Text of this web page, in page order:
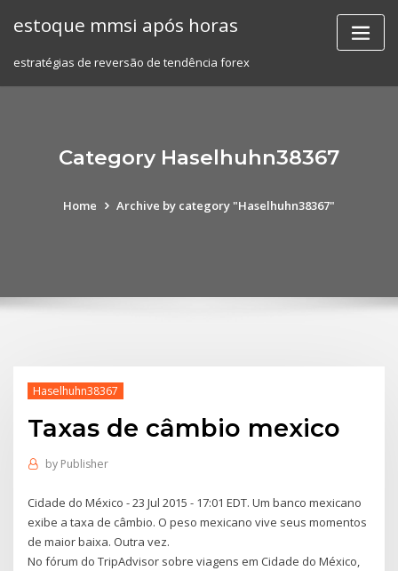
estoque mmsi após horas
estratégias de reversão de tendência forex
Category Haselhuhn38367
Home Archive by category "Haselhuhn38367"
Haselhuhn38367
Taxas de câmbio mexico
by Publisher
Cidade do México - 23 Jul 2015 - 17:01 EDT. Um banco mexicano
exibe a taxa de câmbio. O peso mexicano vive seus momentos
de maior baixa. Outra vez.
No fórum do TripAdvisor sobre viagens em Cidade do México,